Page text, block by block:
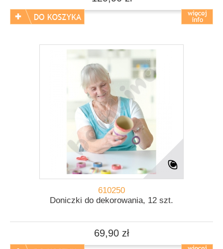
610250
Doniczki do dekorowania, 12 szt.
69,90 zł